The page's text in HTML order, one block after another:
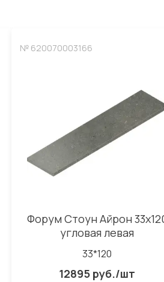
№ 620070003166
Форум Стоун Айрон
угловая левая
33*120
12895 руб./шт